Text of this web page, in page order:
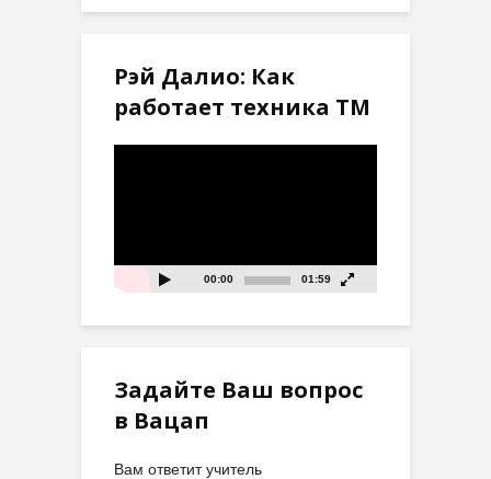
Рэй Далио: Как
работает техника ТМ
00:00 01:59
Задайте Ваш вопрос
в Вацап
Вам ответит учитель